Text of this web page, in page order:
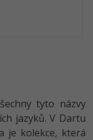
tyto názvy
jazyků. V Dartu
je kolekce, která